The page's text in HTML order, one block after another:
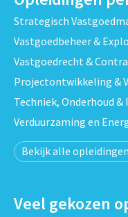
Strategisch
Vastgoedbeheer &
Vastgoedrecht &
Projectontwikkeling &
Techniek, Onderhoud
Verduurzaming en
Bekijk alle opleidingen
Veel gekozen